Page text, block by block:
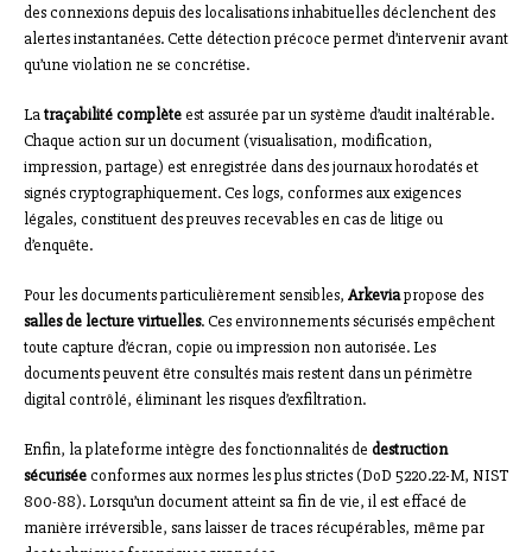
des connexions depuis des localisations inhabituelles déclenchent des
alertes instantanées. Cette détection précoce permet d’intervenir avant
qu’une violation ne se concrétise.
Latraçabilité complèteest assurée par un système d’audit inaltérable.
Chaque action sur un document (visualisation, modification,
impression, partage) est enregistrée dans des journaux horodatés et
signés cryptographiquement. Ces logs, conformes aux exigences
légales, constituent des preuves recevables en cas de litige ou
d’enquête.
Pour les documents particulièrement sensibles, Arkeviapropose des
salles de lecture virtuelles. Ces environnements sécurisés empêchent
toute capture d’écran, copie ou impression non autorisée. Les
documents peuvent être consultés mais restent dans un périmètre
digital contrôlé, éliminant les risques d’exfiltration.
Enfin, la plateforme intègre des fonctionnalités de destruction
sécuriséeconformes aux normes les plus strictes (DoD 5220.22-M, NIST
800-88). Lorsqu’un document atteint sa fin de vie, il est effacé de
manière irréversible, sans laisser de traces récupérables, même par